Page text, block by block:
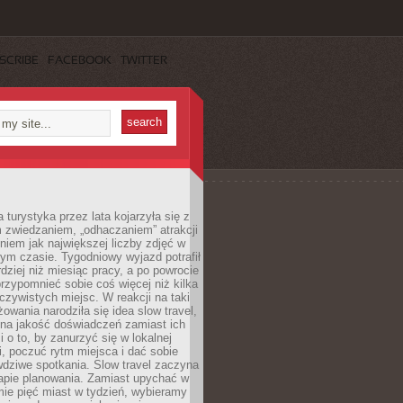
FACEBOOK TWITTER
turystyka przez lata kojarzyła się z
zwiedzaniem, „odhaczaniem” atrakcji
jak największej liczby zdjęć w
czasie. Tygodniowy wyjazd potrafił
niż miesiąc pracy, a po powrocie
sobie coś więcej niż kilka
miejsc. W reakcji na taki
narodziła się idea slow travel,
jakość doświadczeń zamiast ich
o to, by zanurzyć się w lokalnej
poczuć rytm miejsca i dać sobie
spotkania. Slow travel zaczyna
planowania. Zamiast upychać w
pięć miast w tydzień, wybieramy